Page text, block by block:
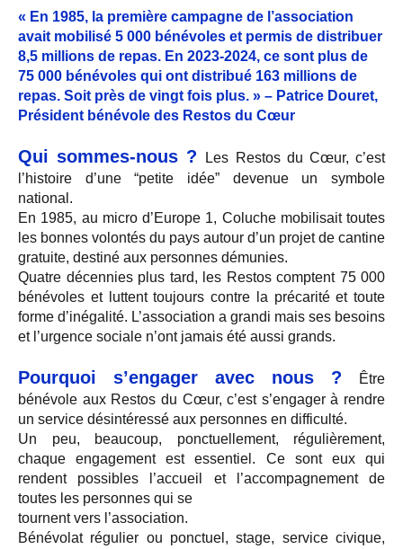
« En 1985, la première campagne de l’association
avait mobilisé 5 000 bénévoles et permis de distribuer
8,5 millions de repas. En 2023-2024, ce sont plus de
75 000 bénévoles qui ont distribué 163 millions de
repas. Soit près de vingt fois plus. » – Patrice Douret,
Président bénévole des Restos du Cœur
Qui sommes-nous ?
Les Restos du Cœur, c’est
l’histoire d’une “petite idée” devenue un symbole
national.
En 1985, au micro d’Europe 1, Coluche mobilisait toutes
les bonnes volontés du pays autour d’un projet de cantine
gratuite, destiné aux personnes démunies.
Quatre décennies plus tard, les Restos comptent 75 000
bénévoles et luttent toujours contre la précarité et toute
forme d’inégalité. L’association a grandi mais ses besoins
et l’urgence sociale n’ont jamais été aussi grands.
Pourquoi s’engager avec nous ?
Être
bénévole aux Restos du Cœur, c’est s’engager à rendre
un service désintéressé aux personnes en difficulté.
Un peu, beaucoup, ponctuellement, régulièrement,
chaque engagement est essentiel. Ce sont eux qui
rendent possibles l’accueil et l’accompagnement de
toutes les personnes qui se
tournent vers l’association.
Bénévolat régulier ou ponctuel, stage, service civique,